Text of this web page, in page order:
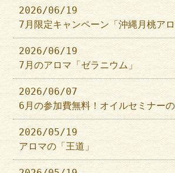
2026/06/19
7月限定キャンペーン「沖縄月桃アロ
2026/06/19
7月のアロマ「ゼラニウム」
2026/06/07
6月の参加費無料！オイルセミナー
2026/05/19
アロマの「王道」